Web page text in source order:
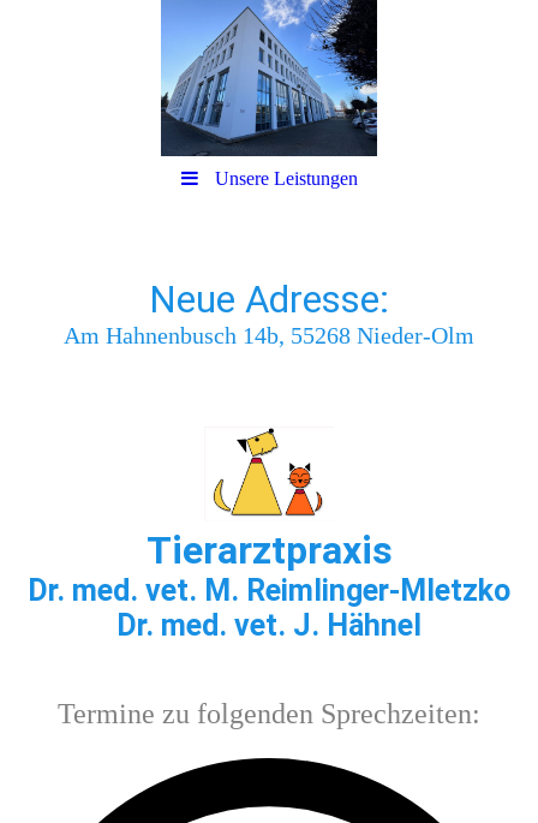
Unsere Leistungen
Neue Adresse:
Am Hahnenbusch 14b, 55268 Nieder-Olm
Tierarztpraxis
Dr. med. vet. M. Reimlinger-Mletzko
Dr. med. vet. J. Hähnel
Termine zu folgenden Sprechzeiten: